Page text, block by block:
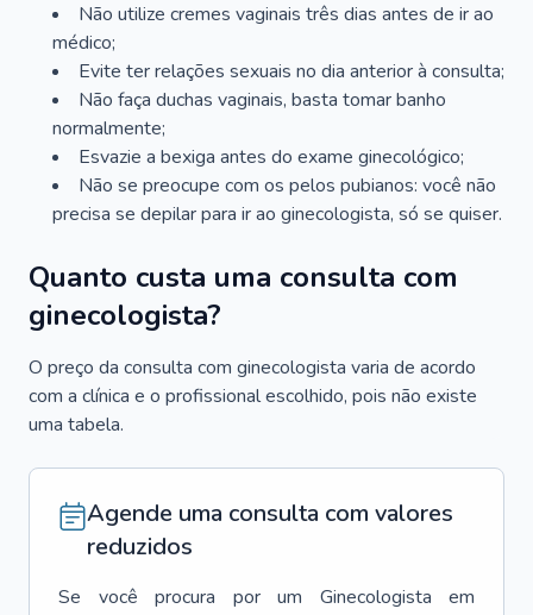
Não utilize cremes vaginais três dias antes de ir ao
médico;
Evite ter relações sexuais no dia anterior à consulta;
Não faça duchas vaginais, basta tomar banho
normalmente;
Esvazie a bexiga antes do exame ginecológico;
Não se preocupe com os pelos pubianos: você não
precisa se depilar para ir ao ginecologista, só se quiser.
Quanto custa uma consulta com
ginecologista?
O preço da consulta com ginecologista varia de acordo
com a clínica e o profissional escolhido, pois não existe
uma tabela.
Agende uma consulta com valores
reduzidos
Se você procura por um Ginecologista
em